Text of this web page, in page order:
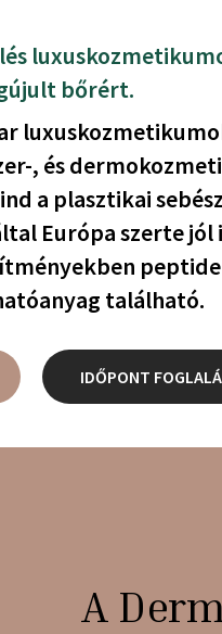
bőrért.
, és
a plasztikai
Európa szerte
található.
IDŐPONT
A